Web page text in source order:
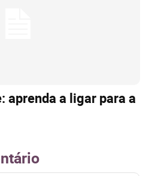
aprenda a ligar para a